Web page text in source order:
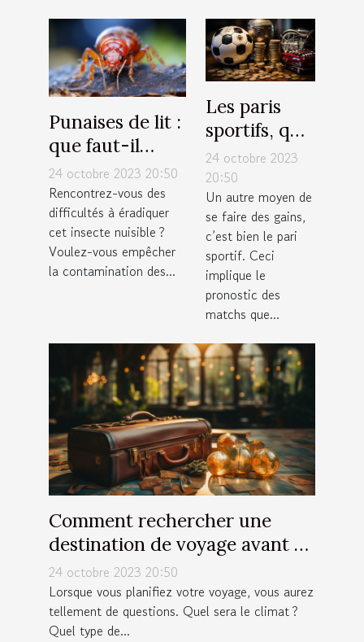
Punaises de lit :
que faut-il
savoir sur la
lutte
antiparasitaire ?
24 octobre 2023 20:50
Rencontrez-vous des
difficultés à éradiquer
cet insecte nuisible ?
Voulez-vous empêcher
la contamination des...
Les paris
sportifs, que
faut-il
savoir ?
24 octobre 2023
20:50
Un autre moyen de
se faire des gains,
c’est bien le pari
sportif. Ceci
implique le
pronostic des
matchs que...
Comment rechercher une
destination de voyage avant de
partir ?
24 octobre 2023 20:50
Lorsque vous planifiez votre voyage, vous aurez
tellement de questions. Quel sera le climat ?
Quel type de...